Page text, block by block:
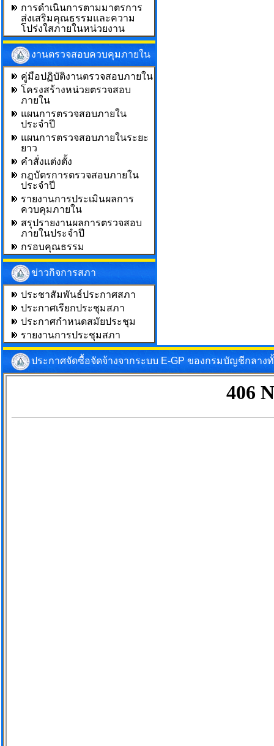
การดำเนินการตามมาตรการ
ส่งเสริมคุณธรรมและความ
โปร่งใสภายในหน่วยงาน
งานตรวจสอบควบคุมภายใน
คู่มือปฏิบัติงานตรวจสอบภายใน
โครงสร้างหน่วยตรวจสอบ
ภายใน
แผนการตรวจสอบภายใน
ประจำปี
แผนการตรวจสอบภายในระยะ
ยาว
คำสั่งแต่งตั้ง
กฎบัตรการตรวจสอบภายใน
ประจำปี
รายงานการประเมินผลการ
ควบคุมภายใน
สรุปรายงานผลการตรวจสอบ
ภายในประจำปี
กรอบคุณธรรม
ข่าวกิจการสภา
ประชาสัมพันธ์ประกาศสภา
ประกาศเรียกประชุมสภา
ประกาศกำหนดสมัยประชุม
รายงานการประชุมสภา
ประกาศจัดซื้อจัดจ้างจากระบบ E-GP ของกรมบัญชีกลาง